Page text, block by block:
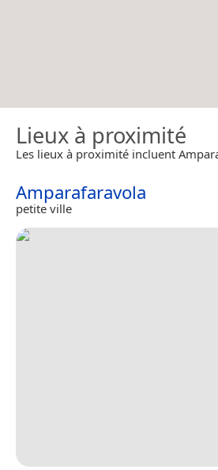
Lieux à proximité
Les lieux à proximité incluent
Amparafaravola
petite ville